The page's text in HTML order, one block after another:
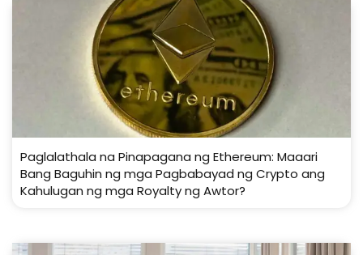
Paglalathala na Pinapagana ng Ethereum: Maaari
Bang Baguhin ng mga Pagbabayad ng Crypto ang
Kahulugan ng mga Royalty ng Awtor?